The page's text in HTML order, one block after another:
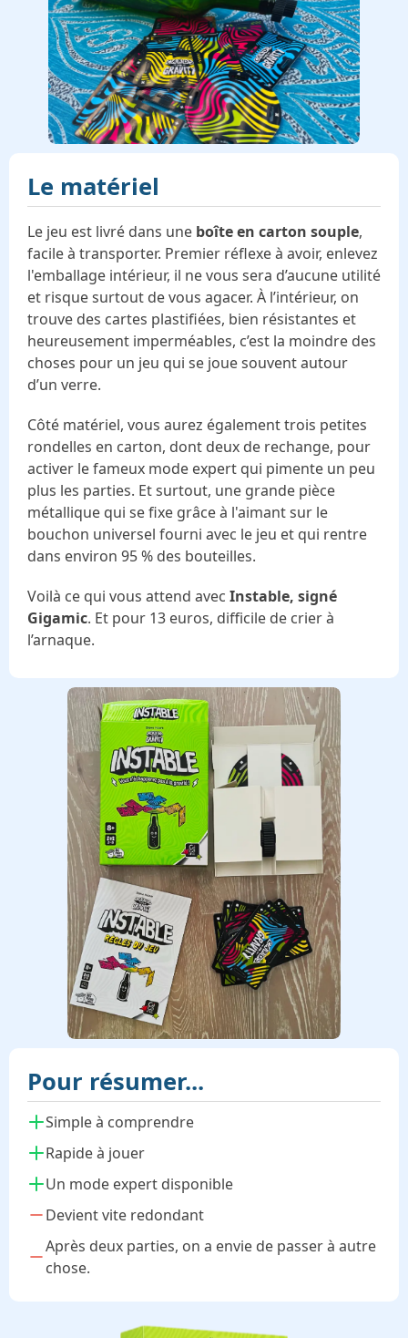
Le matériel
Le jeu est livré dans une boîte en carton souple,
facile à transporter. Premier réflexe à avoir, enlevez
l'emballage intérieur, il ne vous sera d’aucune utilité
et risque surtout de vous agacer. À l’intérieur, on
trouve des cartes plastifiées, bien résistantes et
heureusement imperméables, c’est la moindre des
choses pour un jeu qui se joue souvent autour
d’un verre.
Côté matériel, vous aurez également trois petites
rondelles en carton, dont deux de rechange, pour
activer le fameux mode expert qui pimente un peu
plus les parties. Et surtout, une grande pièce
métallique qui se fixe grâce à l'aimant sur le
bouchon universel fourni avec le jeu et qui rentre
dans environ 95 % des bouteilles.
Voilà ce qui vous attend avec Instable, signé
Gigamic. Et pour 13 euros, difficile de crier à
l’arnaque.
Pour résumer...
Simple à comprendre
Rapide à jouer
Un mode expert disponible
Devient vite redondant
Après deux parties, on a envie de passer à autre
chose.